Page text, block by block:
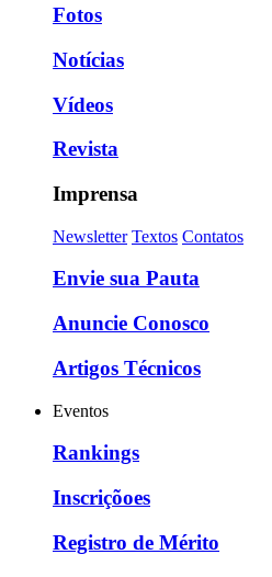
Fotos
Notícias
Vídeos
Revista
Imprensa
Newsletter Textos Contatos
Envie sua Pauta
Anuncie Conosco
Artigos Técnicos
Eventos
Rankings
Inscriçõoes
Registro de Mérito